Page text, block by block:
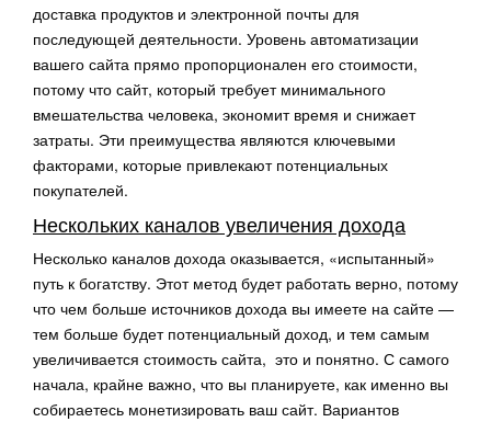
доставка продуктов и электронной почты для
последующей деятельности. Уровень автоматизации
вашего сайта прямо пропорционален его стоимости,
потому что сайт, который требует минимального
вмешательства человека, экономит время и снижает
затраты. Эти преимущества являются ключевыми
факторами, которые привлекают потенциальных
покупателей.
Нескольких каналов увеличения дохода
Несколько каналов дохода оказывается, «испытанный»
путь к богатству. Этот метод будет работать верно, потому
что чем больше источников дохода вы имеете на сайте —
тем больше будет потенциальный доход, и тем самым
увеличивается стоимость сайта, это и понятно. С самого
начала, крайне важно, что вы планируете, как именно вы
собираетесь монетизировать ваш сайт. Вариантов